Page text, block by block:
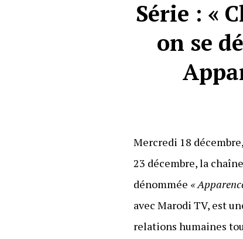
Série : «
on se
Mercredi 18
23 décembre, la
dénommée «
avec Marodi TV, est
relations humaines